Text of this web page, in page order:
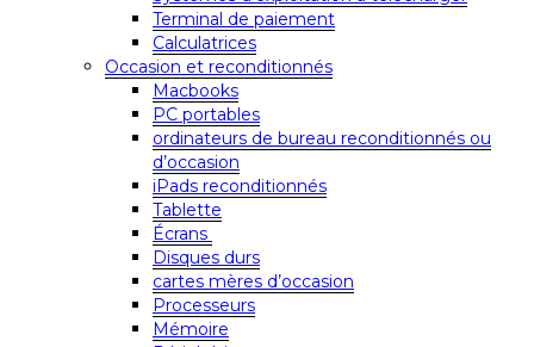
Terminal de paiement
Calculatrices
Occasion et reconditionnés
Macbooks
PC portables
ordinateurs de bureau reconditionnés ou
d’occasion
iPads reconditionnés
Tablette
Écrans
Disques durs
cartes mères d’occasion
Processeurs
Mémoire